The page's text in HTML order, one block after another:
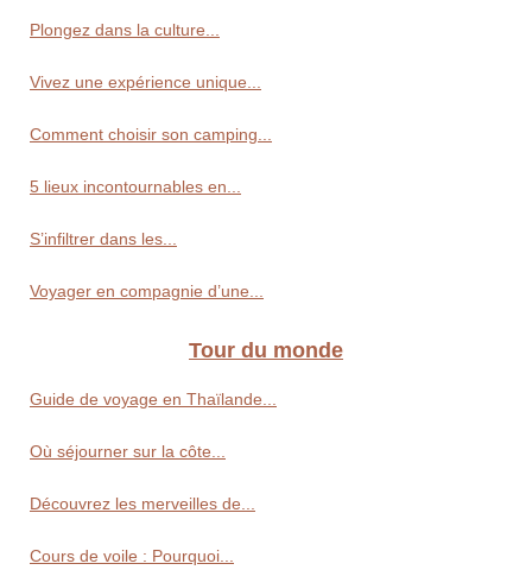
Plongez dans la culture...
Vivez une expérience unique...
Comment choisir son camping...
5 lieux incontournables en...
S’infiltrer dans les...
Voyager en compagnie d’une...
Tour du monde
Guide de voyage en Thaïlande...
Où séjourner sur la côte...
Découvrez les merveilles de...
Cours de voile : Pourquoi...